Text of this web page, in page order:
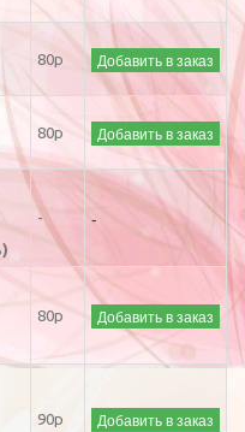
80р Добавить в заказ
80р Добавить в заказ
- -
80р Добавить в заказ
90р Добавить в заказ